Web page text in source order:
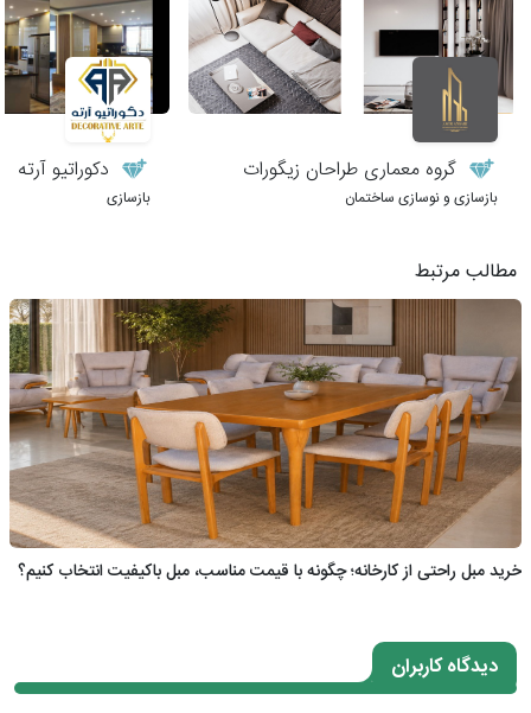
گروه معماری طراحان زیگورات
بازسازی و نوسازی ساختمان
دکوراتیو آرته
بازسازی
مطالب مرتبط
خرید مبل راحتی از کارخانه؛ چگونه با قیمت مناسب، مبل باکیفیت انتخاب کنیم؟
دیدگاه کاربران